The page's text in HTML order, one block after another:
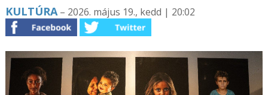
KULTÚRA– 2026. május 19., kedd | 20:02